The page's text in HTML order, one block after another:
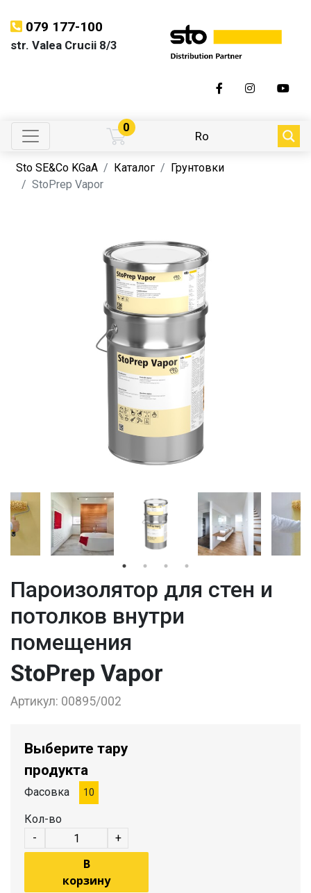
079 177-100
str. Valea Crucii 8/3
0
Ro
Sto SE&Co KGaA Каталог
Грунтовки
StoPrep Vapor
Пароизолятор для стен и
потолков внутри
помещения
StoPrep Vapor
Артикул: 00895/002
Выберите тару
продукта
Фасовка 10
Кол-во
-
+
В
корзину